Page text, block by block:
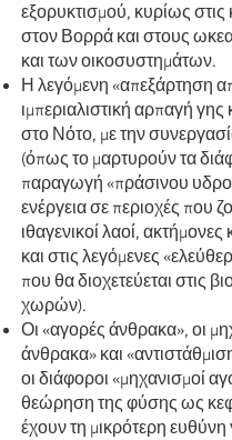
εξορυκτισμού, κυρίως
στον Βορρά και στους
και των οικοσυστημάτων.
Η λεγόμενη «απεξάρτηση
ιμπεριαλιστική αρπαγή
στο Νότο, με την
(όπως το μαρτυρούν τα
παραγωγή «πράσινου
ενέργεια σε περιοχές που
ιθαγενικοί λαοί,
και στις λεγόμενες
που θα διοχετεύεται στις
χωρών).
Οι «αγορές άνθρακα», οι
άνθρακα» και
οι διάφοροι «μηχανισμοί
θεώρηση της φύσης ως
έχουν τη μικρότερη ευθύνη